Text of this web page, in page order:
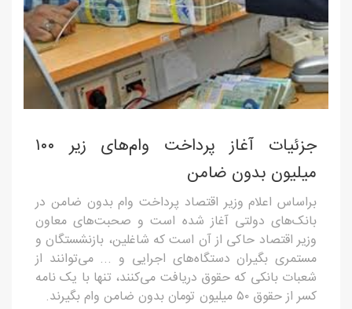
جزئیات آغاز پرداخت وام‌های زیر ۱۰۰
میلیون بدون ضامن
براساس اعلام وزیر اقتصاد پرداخت وام بدون ضامن در
بانک‌های دولتی آغاز شده است و صحبت‌های معاون
وزیر اقتصاد حاکی از آن است که شاغلین، بازنشستگان و
مستمری بگیران دستگاه‌های اجرایی و ... می‌توانند از
شعبات بانکی که حقوق دریافت می‌کنند، تنها با یک نامه
کسر از حقوق ۵۰ میلیون تومان بدون ضامن وام بگیرند.